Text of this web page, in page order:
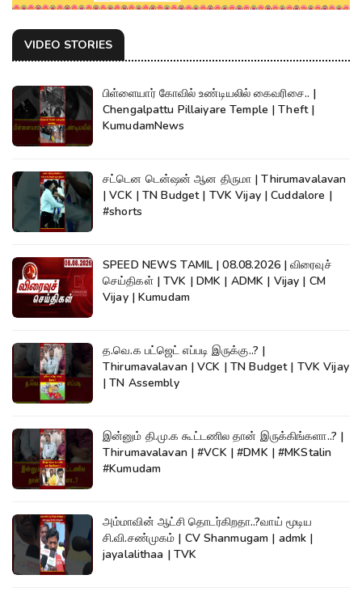
VIDEO STORIES
பிள்ளையார் கோவில் உண்டியலில் கைவரிசை.. |
Chengalpattu Pillaiyare Temple | Theft |
KumudamNews
சட்டென டென்ஷன் ஆன திருமா | Thirumavalavan
| VCK | TN Budget | TVK Vijay | Cuddalore |
#shorts
SPEED NEWS TAMIL | 08.08.2026 | விரைவுச்
செய்திகள் | TVK | DMK | ADMK | Vijay | CM
Vijay | Kumudam
த.வெ.க பட்ஜெட் எப்படி இருக்கு..? |
Thirumavalavan | VCK | TN Budget | TVK Vijay
| TN Assembly
இன்னும் தி.மு.க கூட்டணில தான் இருக்கிங்களா..? |
Thirumavalavan | #VCK | #DMK | #MKStalin
#Kumudam
அம்மாவின் ஆட்சி தொடர்கிறதா..?வாய் மூடிய
சி.வி.சண்முகம் | CV Shanmugam | admk |
jayalalithaa | TVK